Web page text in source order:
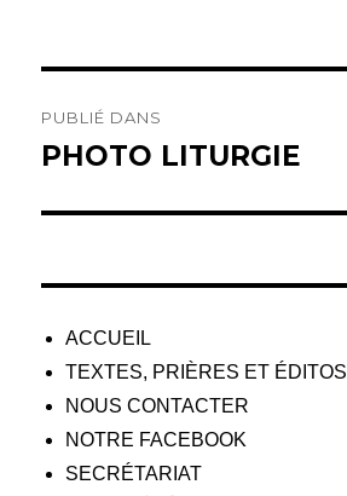
de
PUBLIÉ DANS
PHOTO LITURGIE
ACCUEIL
TEXTES, PRIÈRES ET ÉDITOS
NOUS CONTACTER
NOTRE FACEBOOK
SECRÉTARIAT